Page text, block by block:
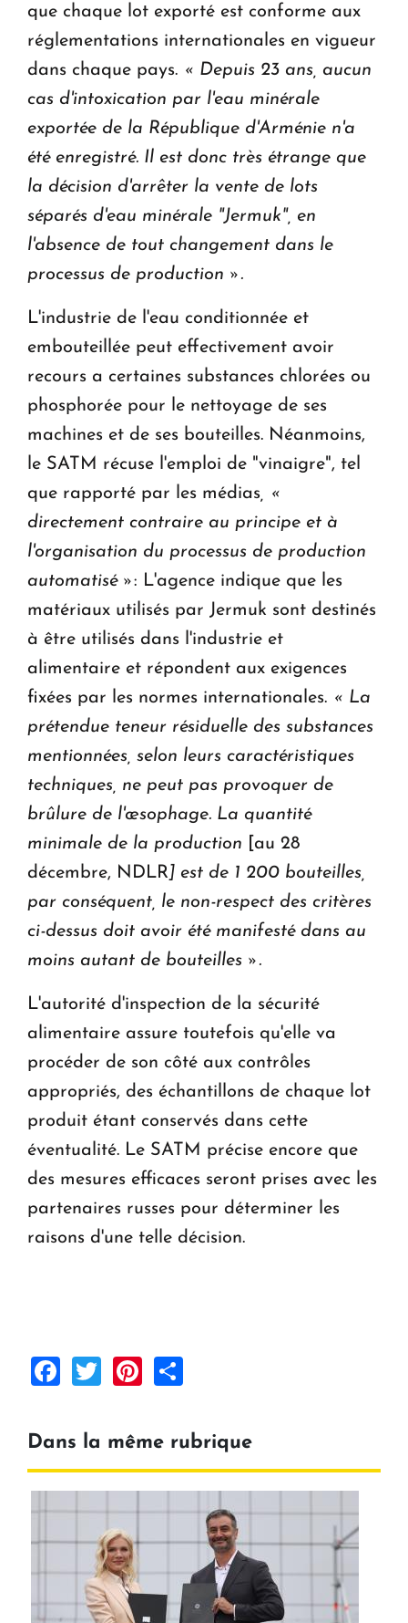
que chaque lot exporté est conforme aux
réglementations internationales en vigueur
dans chaque pays. « Depuis 23 ans, aucun
cas d'intoxication par l'eau minérale
exportée de la République d'Arménie n'a
été enregistré. Il est donc très étrange que
la décision d'arrêter la vente de lots
séparés d'eau minérale "Jermuk", en
l'absence de tout changement dans le
processus de production ».
L'industrie de l'eau conditionnée et
embouteillée peut effectivement avoir
recours a certaines substances chlorées ou
phosphorée pour le nettoyage de ses
machines et de ses bouteilles. Néanmoins,
le SATM récuse l'emploi de "vinaigre", tel
que rapporté par les médias , «
directement contraire au principe et à
l'organisation du processus de production
automatisé »: L'agence indique que les
matériaux utilisés par Jermuk sont destinés
à être utilisés dans l'industrie et
alimentaire et répondent aux exigences
fixées par les normes internationales. « La
prétendue teneur résiduelle des substances
mentionnées, selon leurs caractéristiques
techniques, ne peut pas provoquer de
brûlure de l'œsophage. La quantité
minimale de la production
[au 28
décembre, NDLR ] est de 1 200 bouteilles,
par conséquent, le non-respect des critères
ci-dessus doit avoir été manifesté dans au
moins autant de bouteilles ».
L'autorité d'inspection de la sécurité
alimentaire assure toutefois qu'elle va
procéder de son côté aux contrôles
appropriés, des échantillons de chaque lot
produit étant conservés dans cette
éventualité. Le SATM précise encore que
des mesures efficaces seront prises avec les
partenaires russes pour déterminer les
raisons d'une telle décision.
Facebook
TwitterPinterest
Dans la même rubrique